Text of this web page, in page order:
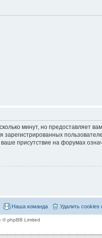
минут, но предоставляет
присутствие на форумах
Удалить cookies
Наша команда
© phpBB Limited